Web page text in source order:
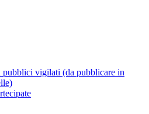
pubblici vigilati (da pubblicare in